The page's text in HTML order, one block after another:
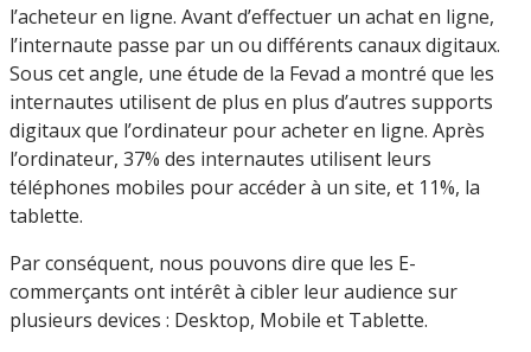
l’acheteur en ligne. Avant d’effectuer un achat en ligne,
l’internaute passe par un ou différents canaux digitaux.
Sous cet angle, une étude de la Fevad a montré que les
internautes utilisent de plus en plus d’autres supports
digitaux que l’ordinateur pour acheter en ligne. Après
l’ordinateur, 37% des internautes utilisent leurs
téléphones mobiles pour accéder à un site, et 11%, la
tablette.
Par conséquent, nous pouvons dire que les E-
commerçants ont intérêt à cibler leur audience sur
plusieurs devices : Desktop, Mobile et Tablette.